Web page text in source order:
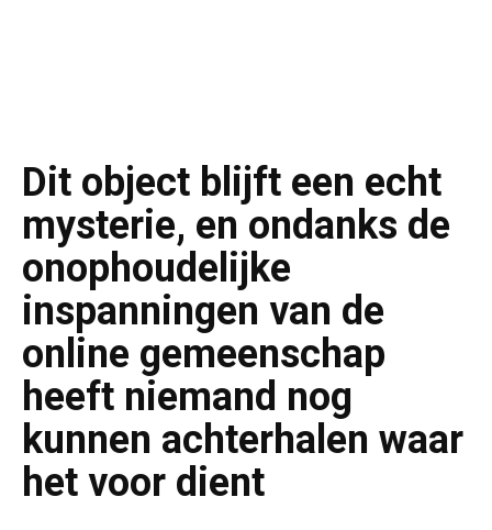
Dit object blijft een echt
mysterie, en ondanks de
onophoudelijke
inspanningen van de
online gemeenschap
heeft niemand nog
kunnen achterhalen waar
het voor dient